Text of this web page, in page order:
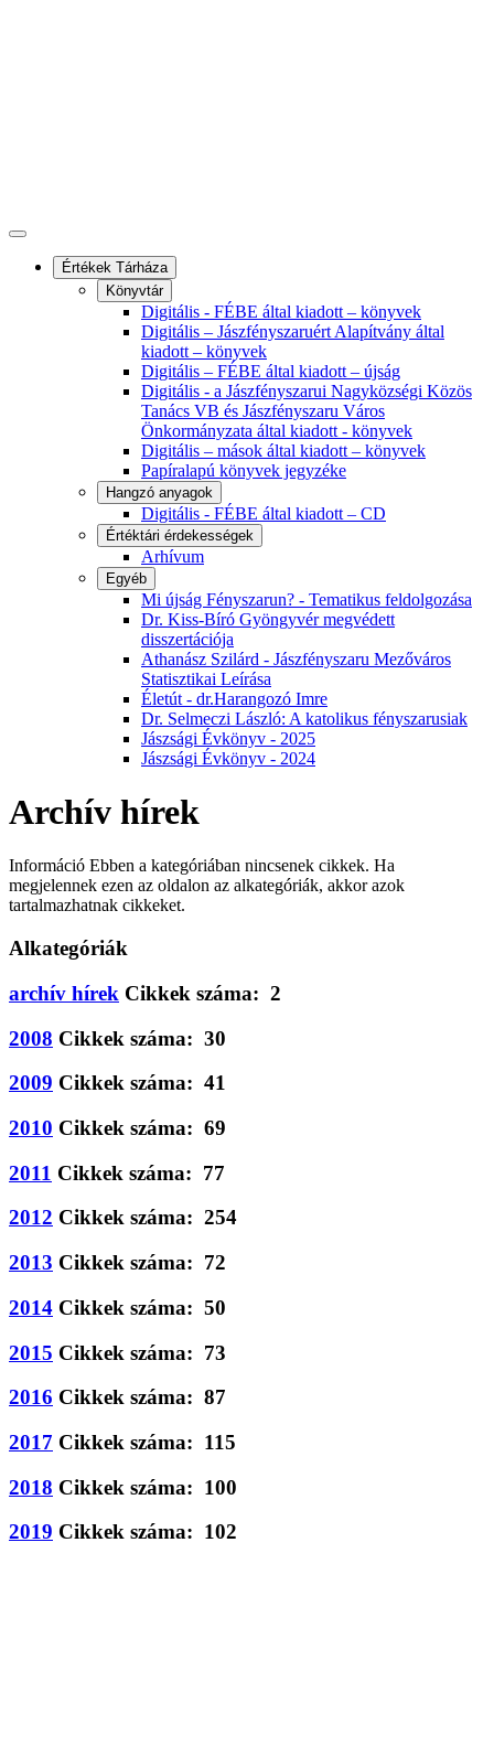
Értékek Tárháza
Könyvtár
Digitális - FÉBE által kiadott – könyvek
Digitális – Jászfényszaruért Alapítvány által
kiadott – könyvek
Digitális – FÉBE által kiadott – újság
Digitális - a Jászfényszarui Nagyközségi Közös
Tanács VB és Jászfényszaru Város
Önkormányzata által kiadott - könyvek
Digitális – mások által kiadott – könyvek
Papíralapú könyvek jegyzéke
Hangzó anyagok
Digitális - FÉBE által kiadott – CD
Értéktári érdekességek
Arhívum
Egyéb
Mi újság Fényszarun? - Tematikus feldolgozása
Dr. Kiss-Bíró Gyöngyvér megvédett
disszertációja
Athanász Szilárd - Jászfényszaru Mezőváros
Statisztikai Leírása
Életút - dr.Harangozó Imre
Dr. Selmeczi László: A katolikus fényszarusiak
Jászsági Évkönyv - 2025
Jászsági Évkönyv - 2024
Archív hírek
Információ Ebben a kategóriában nincsenek cikkek. Ha
megjelennek ezen az oldalon az alkategóriák, akkor azok
tartalmazhatnak cikkeket.
Alkategóriák
archív hírek Cikkek száma: 2
2008 Cikkek száma: 30
2009 Cikkek száma: 41
2010 Cikkek száma: 69
2011 Cikkek száma: 77
2012 Cikkek száma: 254
2013 Cikkek száma: 72
2014 Cikkek száma: 50
2015 Cikkek száma: 73
2016 Cikkek száma: 87
2017 Cikkek száma: 115
2018 Cikkek száma: 100
2019 Cikkek száma: 102